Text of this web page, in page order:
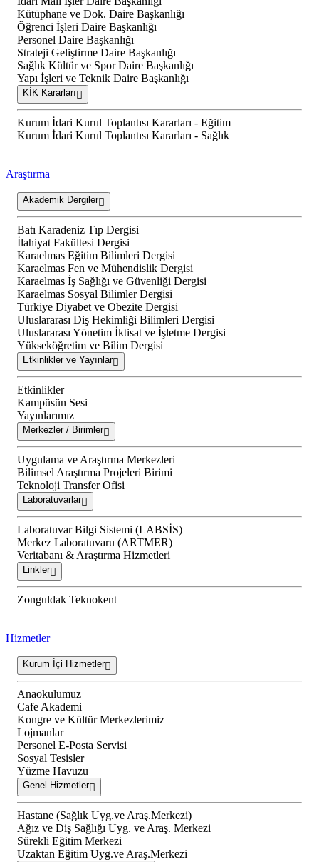
Kütüphane ve Dok. Daire Başkanlığı
Öğrenci İşleri Daire Başkanlığı
Personel Daire Başkanlığı
Strateji Geliştirme Daire Başkanlığı
Sağlık Kültür ve Spor Daire Başkanlığı
Yapı İşleri ve Teknik Daire Başkanlığı
KİK Kararları
Kurum İdari Kurul Toplantısı Kararları - Eğitim
Kurum İdari Kurul Toplantısı Kararları - Sağlık
Araştırma
Akademik Dergiler
Batı Karadeniz Tıp Dergisi
İlahiyat Fakültesi Dergisi
Karaelmas Eğitim Bilimleri Dergisi
Karaelmas Fen ve Mühendislik Dergisi
Karaelmas İş Sağlığı ve Güvenliği Dergisi
Karaelmas Sosyal Bilimler Dergisi
Türkiye Diyabet ve Obezite Dergisi
Uluslararası Diş Hekimliği Bilimleri Dergisi
Uluslararası Yönetim İktisat ve İşletme Dergisi
Yükseköğretim ve Bilim Dergisi
Etkinlikler ve Yayınlar
Etkinlikler
Kampüsün Sesi
Yayınlarımız
Merkezler / Birimler
Uygulama ve Araştırma Merkezleri
Bilimsel Araştırma Projeleri Birimi
Teknoloji Transfer Ofisi
Laboratuvarlar
Laboratuvar Bilgi Sistemi (LABSİS)
Merkez Laboratuvaru (ARTMER)
Veritabanı & Araştırma Hizmetleri
Linkler
Zonguldak Teknokent
Hizmetler
Kurum İçi Hizmetler
Anaokulumuz
Cafe Akademi
Kongre ve Kültür Merkezlerimiz
Lojmanlar
Personel E-Posta Servisi
Sosyal Tesisler
Yüzme Havuzu
Genel Hizmetler
Hastane (Sağlık Uyg.ve Araş.Merkezi)
Ağız ve Diş Sağlığı Uyg. ve Araş. Merkezi
Sürekli Eğitim Merkezi
Uzaktan Eğitim Uyg.ve Araş.Merkezi